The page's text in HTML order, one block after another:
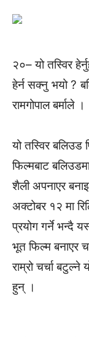
२०– यो तस्विर
हेर्न सक्नु भयो ?
रामगोपाल बर्माले ।
यो तस्विर बलिउड
फिल्मबाट
शैली अपनाएर
अक्टोबर १२ मा
प्रयोग गर्ने भन्दै
भूत फिल्म बनाएर
राम्रो चर्चा बटुल्ने
हुन् ।